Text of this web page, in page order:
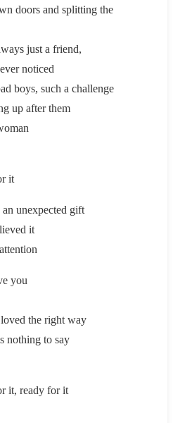
doors and splitting the
just a friend,
noticed
boys, such a challenge
up after them
it
unexpected gift
it
you
the right way
nothing to say
it, ready for it